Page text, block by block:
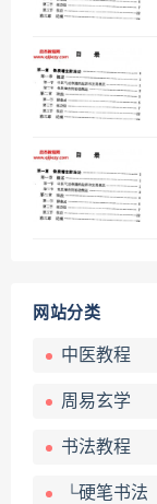
网站分类
中医教程
周易玄学
书法教程
└硬笔书法